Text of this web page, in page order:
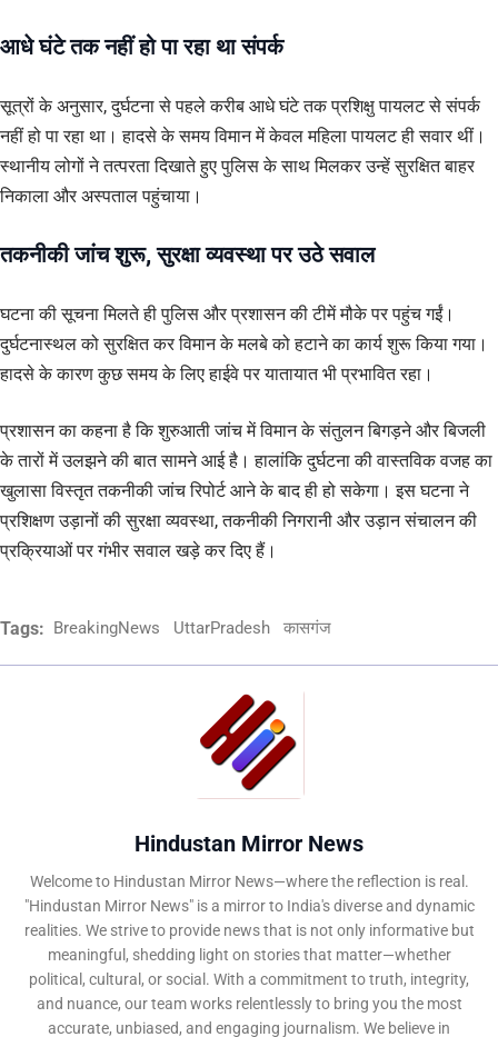
आधे घंटे तक नहीं हो पा रहा था संपर्क
सूत्रों के अनुसार, दुर्घटना से पहले करीब आधे घंटे तक प्रशिक्षु पायलट से संपर्क
नहीं हो पा रहा था। हादसे के समय विमान में केवल महिला पायलट ही सवार थीं।
स्थानीय लोगों ने तत्परता दिखाते हुए पुलिस के साथ मिलकर उन्हें सुरक्षित बाहर
निकाला और अस्पताल पहुंचाया।
तकनीकी जांच शुरू, सुरक्षा व्यवस्था पर उठे सवाल
घटना की सूचना मिलते ही पुलिस और प्रशासन की टीमें मौके पर पहुंच गईं।
दुर्घटनास्थल को सुरक्षित कर विमान के मलबे को हटाने का कार्य शुरू किया गया।
हादसे के कारण कुछ समय के लिए हाईवे पर यातायात भी प्रभावित रहा।
प्रशासन का कहना है कि शुरुआती जांच में विमान के संतुलन बिगड़ने और बिजली
के तारों में उलझने की बात सामने आई है। हालांकि दुर्घटना की वास्तविक वजह का
खुलासा विस्तृत तकनीकी जांच रिपोर्ट आने के बाद ही हो सकेगा। इस घटना ने
प्रशिक्षण उड़ानों की सुरक्षा व्यवस्था, तकनीकी निगरानी और उड़ान संचालन की
प्रक्रियाओं पर गंभीर सवाल खड़े कर दिए हैं।
Tags: BreakingNews UttarPradesh कासगंज
Hindustan Mirror News
Welcome to Hindustan Mirror News—where the reflection is real.
"Hindustan Mirror News" is a mirror to India's diverse and dynamic
realities. We strive to provide news that is not only informative but
meaningful, shedding light on stories that matter—whether
political, cultural, or social. With a commitment to truth, integrity,
and nuance, our team works relentlessly to bring you the most
accurate, unbiased, and engaging journalism. We believe in